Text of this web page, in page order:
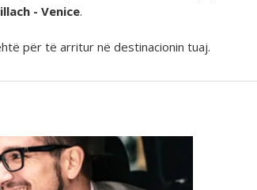
- Venice.
për të arritur në destinacionin tuaj.